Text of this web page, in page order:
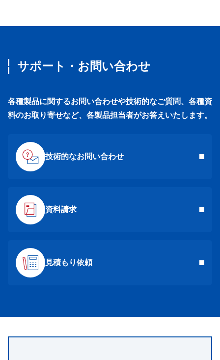
サポート・お問い合わせ
各種製品に関するお問い合わせや技術的なご質問、各種資
料のお取り寄せなど、各製品担当者がお答えいたします。
技術的なお問い合わせ
資料請求
見積もり依頼